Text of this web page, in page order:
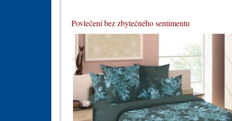
Povlečení bez zbytečného sentimentu